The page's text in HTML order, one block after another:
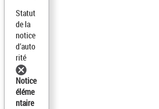
Statut
de la
notice
d’auto
rité
Notice
éléme
ntaire